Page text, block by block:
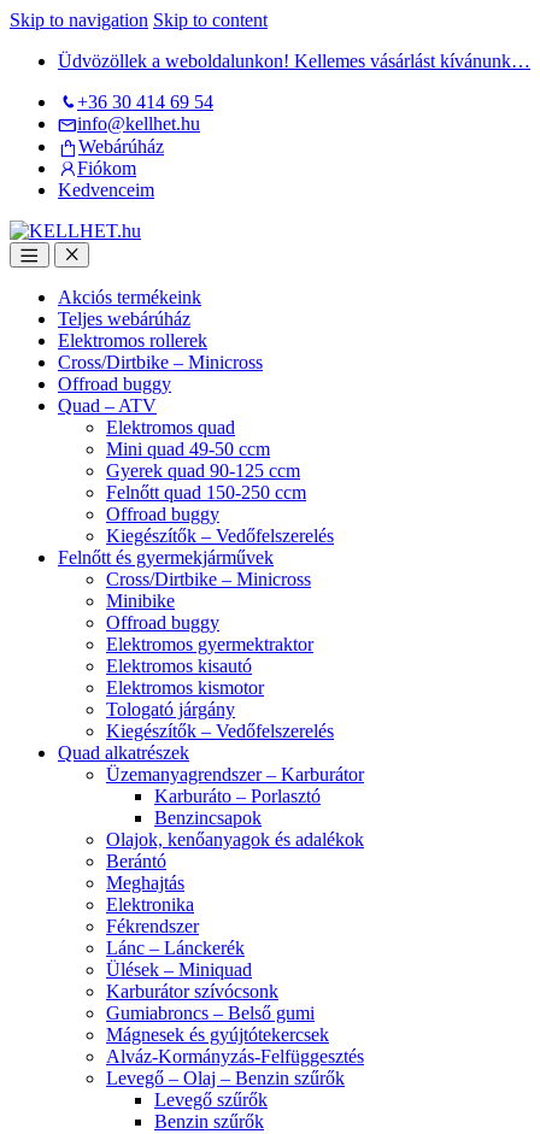
Skip to navigation Skip to content
Üdvözöllek a weboldalunkon! Kellemes vásárlást kívánunk…
+36 30 414 69 54
info@kellhet.hu
Webárúház
Fiókom
Kedvenceim
Akciós termékeink
Teljes webárúház
Elektromos rollerek
Cross/Dirtbike – Minicross
Offroad buggy
Quad – ATV
Elektromos quad
Mini quad 49-50 ccm
Gyerek quad 90-125 ccm
Felnőtt quad 150-250 ccm
Offroad buggy
Kiegészítők – Vedőfelszerelés
Felnőtt és gyermekjárművek
Cross/Dirtbike – Minicross
Minibike
Offroad buggy
Elektromos gyermektraktor
Elektromos kisautó
Elektromos kismotor
Tologató járgány
Kiegészítők – Vedőfelszerelés
Quad alkatrészek
Üzemanyagrendszer – Karburátor
Karburáto – Porlasztó
Benzincsapok
Olajok, kenőanyagok és adalékok
Berántó
Meghajtás
Elektronika
Fékrendszer
Lánc – Lánckerék
Ülések – Miniquad
Karburátor szívócsonk
Gumiabroncs – Belső gumi
Mágnesek és gyújtótekercsek
Alváz-Kormányzás-Felfüggesztés
Levegő – Olaj – Benzin szűrők
Levegő szűrők
Benzin szűrők